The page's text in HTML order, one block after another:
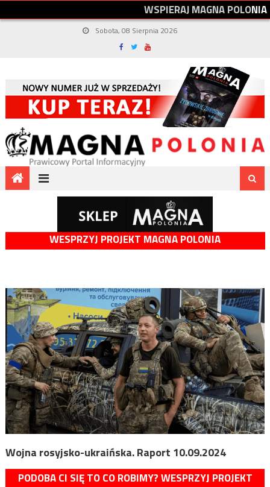
WSPIERAJMAGNAPOLONIA
Sobota, 08 Sierpnia 2026
WESPRZYJ PROJEKT MAGNA POLONIA
Wojna rosyjsko-ukraińska. Raport 10.09.2024
PODOBA CI SIĘ TO CO ROBIMY? WESPRZYJ PROJEKT